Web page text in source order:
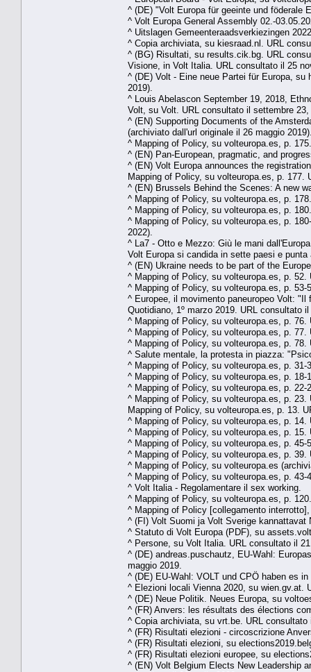
^ (DE) "Volt Europa für geeinte und föderale
^ Volt Europa General Assembly 02.-
^ Uitslagen Gemeenteraadsverkiezingen
^ Copia archiviata, su kiesraad.nl. URL
^ (BG) Risultati, su results.cik.bg. URL
Visione, in Volt Italia. URL consultato il 25
^ (DE) Volt - Eine neue Partei für Europa, su
2019).
^ Louis Abelascon September 19, 2018,
Volt, su Volt. URL consultato il settembre
^ (EN) Supporting Documents of the
(archiviato dall'url originale il 26 maggio
^ Mapping of Policy, su volteuropa.es, p.
^ (EN) Pan-European, pragmatic, and
^ (EN) Volt Europa announces the
Mapping of Policy, su volteuropa.es, p. 177.
^ (EN) Brussels Behind the Scenes: A new
^ Mapping of Policy, su volteuropa.es, p.
^ Mapping of Policy, su volteuropa.es, p.
^ Mapping of Policy, su volteuropa.es, p.
2022).
^ La7 - Otto e Mezzo: Giù le mani
Volt Europa si candida in sette paesi e
^ (EN) Ukraine needs to be part of the
^ Mapping of Policy, su volteuropa.es, p. 52.
^ Mapping of Policy, su volteuropa.es, p.
^ Europee, il movimento paneuropeo Volt:
Quotidiano, 1º marzo 2019. URL consultato
^ Mapping of Policy, su volteuropa.es, p. 76.
^ Mapping of Policy, su volteuropa.es, p. 77.
^ Mapping of Policy, su volteuropa.es, p.
^ Salute mentale, la protesta in piazza:
^ Mapping of Policy, su volteuropa.es, p.
^ Mapping of Policy, su volteuropa.es, p.
^ Mapping of Policy, su volteuropa.es, p.
^ Mapping of Policy, su volteuropa.es, p.
Mapping of Policy, su volteuropa.es, p. 13.
^ Mapping of Policy, su volteuropa.es, p.
^ Mapping of Policy, su volteuropa.es, p.
^ Mapping of Policy, su volteuropa.es, p.
^ Mapping of Policy, su volteuropa.es, p.
^ Mapping of Policy, su volteuropa.es
^ Mapping of Policy, su volteuropa.es, p.
^ Volt Italia - Regolamentare il sex working.
^ Mapping of Policy, su volteuropa.es, p.
^ Mapping of Policy [collegamento
^ (FI) Volt Suomi ja Volt Sverige
^ Statuto di Volt Europa (PDF), su
^ Persone, su Volt Italia. URL consultato il
^ (DE) andreas.puschautz, EU-Wahl:
maggio 2019.
^ (DE) EU-Wahl: VOLT und CPÖ haben es
^ Elezioni locali Vienna 2020, su wien.gv.at.
^ (DE) Neue Politik. Neues Europa, su
^ (FR) Anvers: les résultats des élections
^ Copia archiviata, su vrt.be. URL consultato
^ (FR) Risultati elezioni - circoscrizione
^ (FR) Risultati elezioni, su
^ (FR) Risultati elezioni europee, su
^ (EN) Volt Belgium Elects New Leadership